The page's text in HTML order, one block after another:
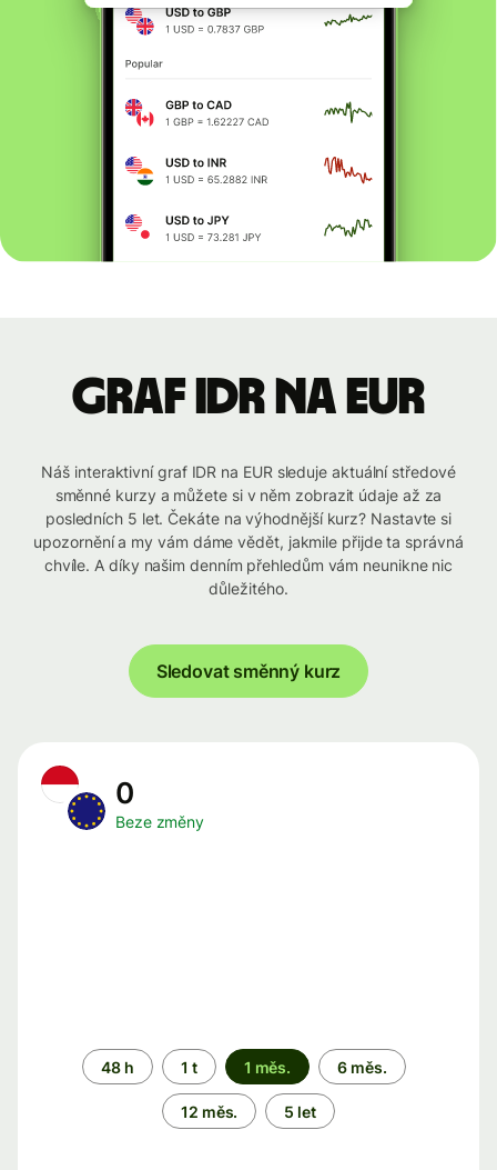
graf IDR na EUR
Náš interaktivní graf IDR na EUR sleduje aktuální středové
směnné kurzy a můžete si v něm zobrazit údaje až za
posledních 5 let. Čekáte na výhodnější kurz? Nastavte si
upozornění a my vám dáme vědět, jakmile přijde ta správná
chvíle. A díky našim denním přehledům vám neunikne nic
důležitého.
Sledovat směnný kurz
0
Beze změny
Časové
období
48 h 1 t 1 měs. 6 měs.
12 měs. 5 let